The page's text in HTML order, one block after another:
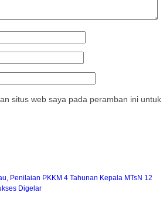
situs web saya pada peramban ini untuk
Penilaian PKKM 4 Tahunan Kepala MTsN 12
Digelar